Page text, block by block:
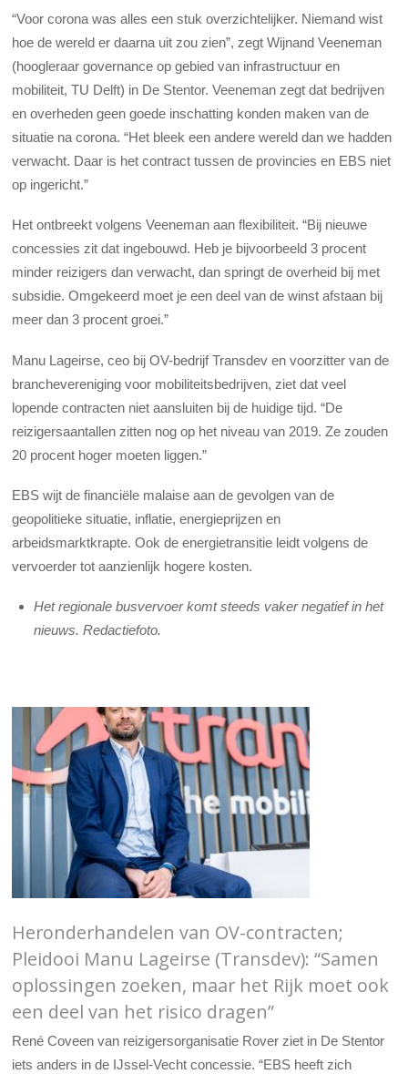
“Voor corona was alles een stuk overzichtelijker. Niemand wist
hoe de wereld er daarna uit zou zien”, zegt Wijnand Veeneman
(hoogleraar governance op gebied van infrastructuur en
mobiliteit, TU Delft) in De Stentor. Veeneman zegt dat bedrijven
en overheden geen goede inschatting konden maken van de
situatie na corona. “Het bleek een andere wereld dan we hadden
verwacht. Daar is het contract tussen de provincies en EBS niet
op ingericht.”
Het ontbreekt volgens Veeneman aan flexibiliteit. “Bij nieuwe
concessies zit dat ingebouwd. Heb je bijvoorbeeld 3 procent
minder reizigers dan verwacht, dan springt de overheid bij met
subsidie. Omgekeerd moet je een deel van de winst afstaan bij
meer dan 3 procent groei.”
Manu Lageirse, ceo bij OV-bedrijf Transdev en voorzitter van de
branchevereniging voor mobiliteitsbedrijven, ziet dat veel
lopende contracten niet aansluiten bij de huidige tijd. “De
reizigersaantallen zitten nog op het niveau van 2019. Ze zouden
20 procent hoger moeten liggen.”
EBS wijt de financiële malaise aan de gevolgen van de
geopolitieke situatie, inflatie, energieprijzen en
arbeidsmarktkrapte. Ook de energietransitie leidt volgens de
vervoerder tot aanzienlijk hogere kosten.
Het regionale busvervoer komt steeds vaker negatief in het
nieuws. Redactiefoto.
Heronderhandelen van OV-contracten;
Pleidooi Manu Lageirse (Transdev): “Samen
oplossingen zoeken, maar het Rijk moet ook
een deel van het risico dragen”
René Coveen van reizigersorganisatie Rover ziet in De Stentor
iets anders in de IJssel-Vecht concessie. “EBS heeft zich